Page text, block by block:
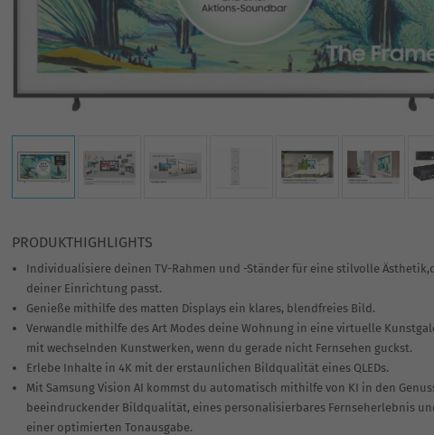
PRODUKTHIGHLIGHTS
Individualisiere deinen TV-Rahmen und -Ständer für eine stilvolle
deiner Einrichtung passt.
Genieße mithilfe des matten Displays ein klares, blendfreies Bild.
Verwandle mithilfe des Art Modes deine Wohnung in eine virtuelle
mit wechselnden Kunstwerken, wenn du gerade nicht Fernsehen guckst.
Erlebe Inhalte in 4K mit der erstaunlichen Bildqualität eines QLEDs.
Mit Samsung Vision AI kommst du automatisch mithilfe von KI in den
beeindruckender Bildqualität, eines personalisierbares Fernseherlebnis
einer optimierten Tonausgabe.